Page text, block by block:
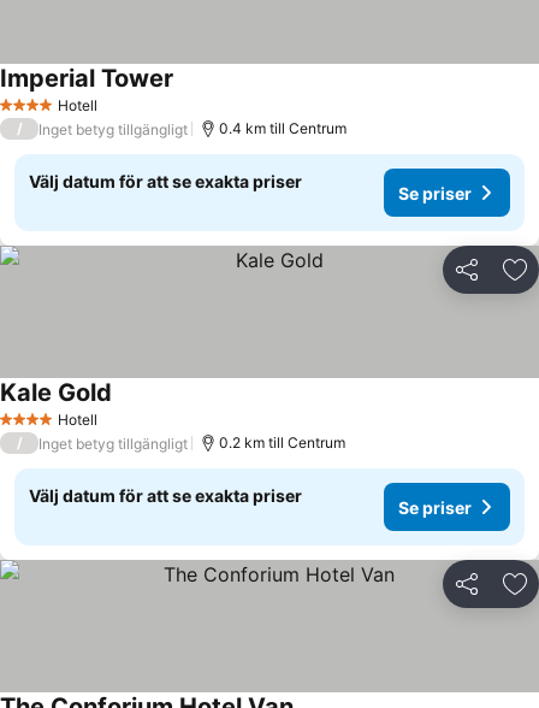
4 StjärnorHotell
Imperial Tower
/ Inget betyg tillgängligt 0.4 km till Centrum
Välj datum för att se exakta priser
Se priser
Dela
4 StjärnorHotell
Kale Gold
/ Inget betyg tillgängligt 0.2 km till Centrum
Välj datum för att se exakta priser
Se priser
Dela